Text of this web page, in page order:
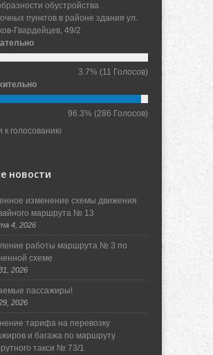
обустройства
пунктов в районе здания ул.
Гвардейцев, 49/2
3.7% (11 Голосов)
96.3% (286 Голосов)
к голосованию
новости
изменение схемы движения
маршрута № 13
4, 2026
работы маршрута № 3 по
схеме
2026
пассажиры!
2026
тарифа на перевозку
и багажа по маршруту
такси № 73/1